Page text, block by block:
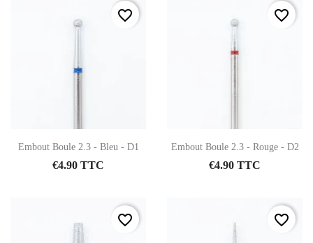
Embout Boule 2.3 - Bleu - D1
€4.90 TTC
favorite_border
Embout Boule 2.3 - Rouge - D2
€4.90 TTC
favorite_border
favorite_border favorite_border